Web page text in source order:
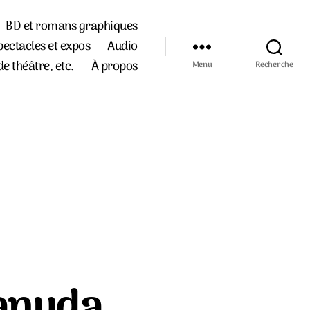
BD et romans graphiques
et expos
Audio
théâtre, etc.
À propos Menu Recherche